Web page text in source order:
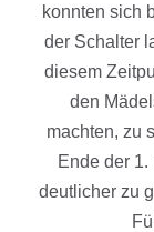
konnten sich
der Schalter
diesem
den
machten, zu
Ende der
deutlicher zu